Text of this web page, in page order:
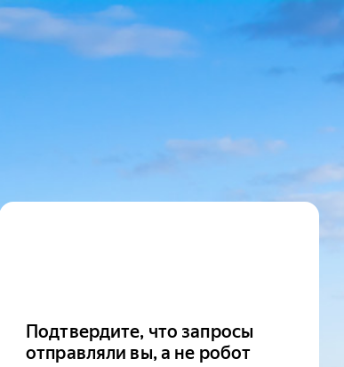
Подтвердите, что запросы
отправляли вы, а не робот